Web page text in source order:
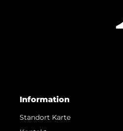
Information
Standort Karte